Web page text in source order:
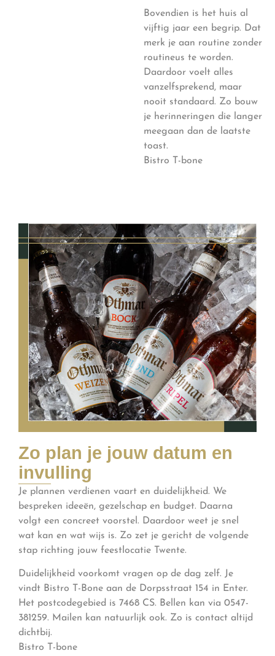
Bovendien is het huis al
vijftig jaar een begrip. Dat
merk je aan routine zonder
routineus te worden.
Daardoor voelt alles
vanzelfsprekend, maar
nooit standaard. Zo bouw
je herinneringen die langer
meegaan dan de laatste
toast.
Bistro T-bone
Zo plan je jouw datum en
invulling
Je plannen verdienen vaart en duidelijkheid. We
bespreken ideeën, gezelschap en budget. Daarna
volgt een concreet voorstel. Daardoor weet je snel
wat kan en wat wijs is. Zo zet je gericht de volgende
stap richting jouw feestlocatie Twente.
Duidelijkheid voorkomt vragen op de dag zelf. Je
vindt Bistro T-Bone aan de Dorpsstraat 154 in Enter.
Het postcodegebied is 7468 CS. Bellen kan via 0547-
381259. Mailen kan natuurlijk ook. Zo is contact altijd
dichtbij.
Bistro T-bone